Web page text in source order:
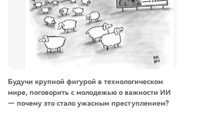
Будучи крупной фигурой в технологическом
мире, поговорить с молодежью о важности ИИ
— почему это стало ужасным преступлением?